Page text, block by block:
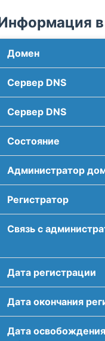
в
Домен
Сервер DNS
Сервер DNS
Соcтояние
Администратор
Регистратор
Связь с
Дата регистрации
Дата окончания
Дата